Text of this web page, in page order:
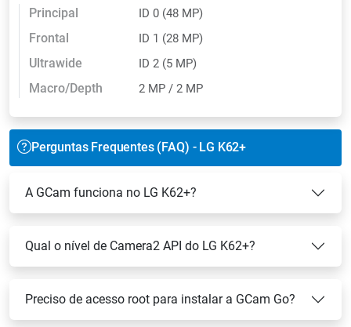
Principal ID 0 (48 MP)
Frontal ID 1 (28 MP)
Ultrawide ID 2 (5 MP)
Macro/Depth 2 MP / 2 MP
Perguntas Frequentes (FAQ) - LG K62+
A GCam funciona no LG K62+?
Qual o nível de Camera2 API do LG K62+?
Preciso de acesso root para instalar a GCam Go?